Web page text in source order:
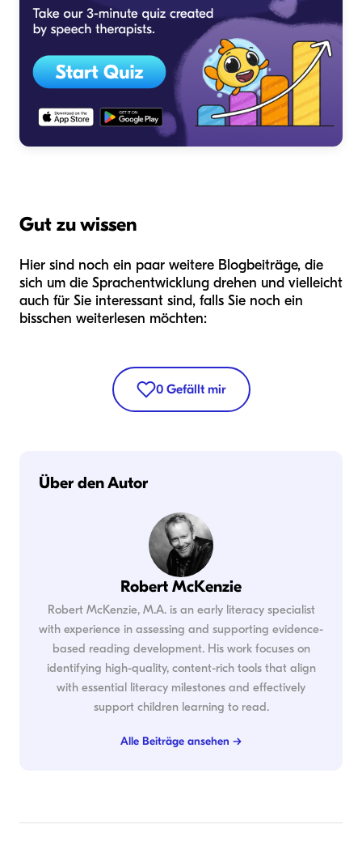
Gut zu wissen
Hier sind noch ein paar weitere Blogbeiträge, die
sich um die Sprachentwicklung drehen und vielleicht
auch für Sie interessant sind, falls Sie noch ein
bisschen weiterlesen möchten:
0 Gefällt mir
Über den Autor
Robert McKenzie
Robert McKenzie, M.A. is an early literacy specialist
with experience in assessing and supporting evidence-
based reading development. His work focuses on
identifying high-quality, content-rich tools that align
with essential literacy milestones and effectively
support children learning to read.
Alle Beiträge ansehen →